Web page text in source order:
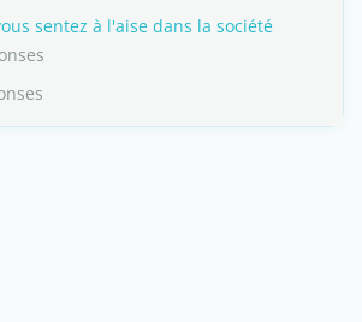
sentez à l'aise dans la société